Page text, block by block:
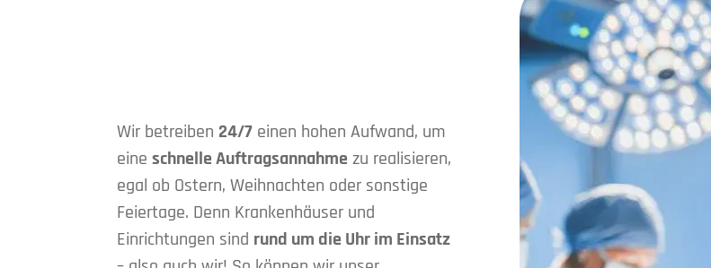
Wir betreiben 24/7einen hohen Aufwand, um
eine schnelle Auftragsannahme zu realisieren,
egal ob Ostern, Weihnachten oder sonstige
Feiertage. Denn Krankenhäuser und
Einrichtungen sind rund um die Uhr im Einsatz